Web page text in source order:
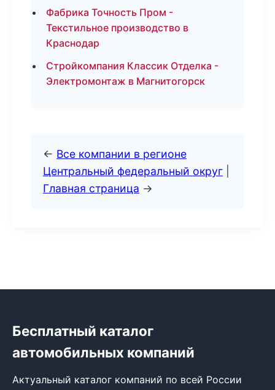
Фабрика Точность Пром -
Текстильное производство в
Краснодар
Стройкомпания Классик Отделка -
Электромонтаж в Магнитогорск
← Все компании в регионе
Центральный федеральный округ
Главная страница →
Бесплатный каталог
автомобильных компаний
Актуальный каталог компаний по всей России